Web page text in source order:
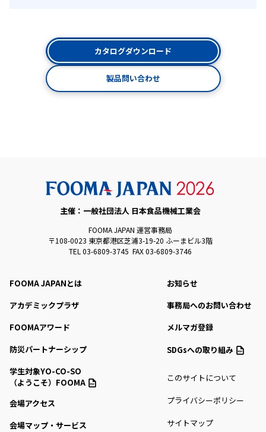
カタログダウンロード
製品問い合わせ
主催：一般社団法人 日本食品機械工業会
FOOMA JAPAN 運営事務局
〒108-0023 東京都港区芝浦3-19-20 ふーまビル3階
TEL 03-6809-3745 FAX 03-6809-3746
FOOMA JAPANとは
アカデミックプラザ
FOOMAアワード
防災パートナーシップ
学生対象YO-CO-SO
（ようこそ）FOOMA
会場アクセス
会場マップ・サービス
お知らせ
事務局へのお問い合わせ
メルマガ登録
SDGsへの取り組み
このサイトについて
プライバシーポリシー
サイトマップ